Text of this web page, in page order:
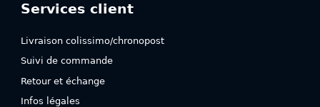
Services client
Livraison colissimo/chronopost
Suivi de commande
Retour et échange
Infos légales